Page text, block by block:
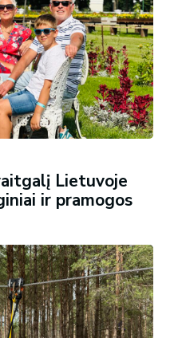
Lietuvoje
ir pramogos